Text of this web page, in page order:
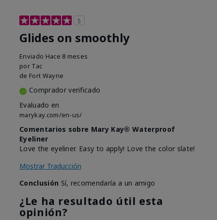
5
Glides on smoothly
Enviado Hace 8 meses
por Tac
de Fort Wayne
Comprador verificado
Evaluado en
marykay.com/en-us/
Comentarios sobre Mary Kay® Waterproof
Eyeliner
Love the eyeliner. Easy to apply! Love the color slate!
Mostrar Traducción
Conclusión Sí, recomendaría a un amigo
¿Le ha resultado útil esta
opinión?